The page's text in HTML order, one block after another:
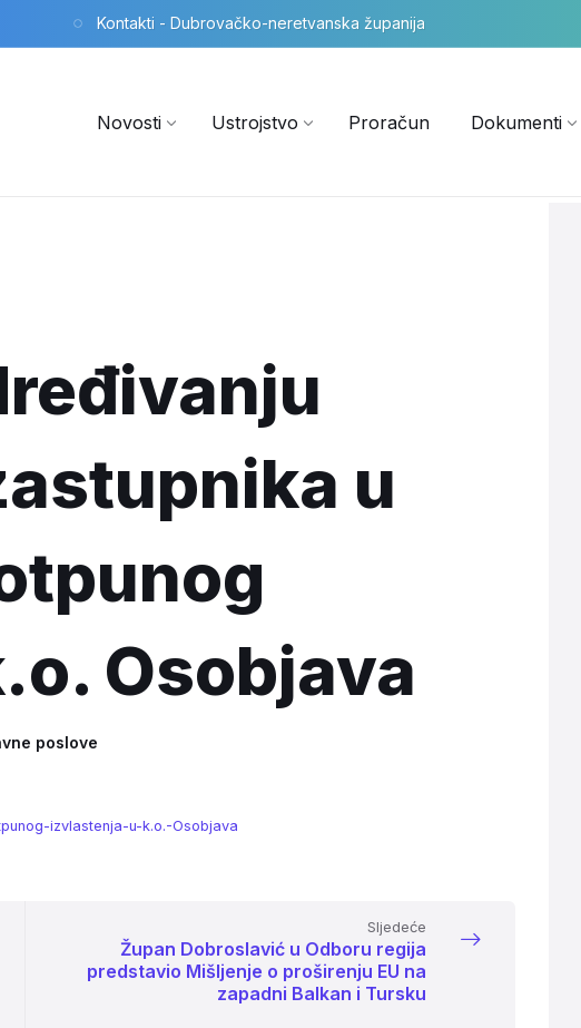
Kontakti - Dubrovačko-neretvanska županija
Novosti Ustrojstvo Proračun Dokumenti
u
Osobjava
poslove
izvlastenja-u-k.o.-Osobjava
Sljedeće
Župan Dobroslavić u Odboru regija
predstavio Mišljenje o proširenju EU na
zapadni Balkan i Tursku